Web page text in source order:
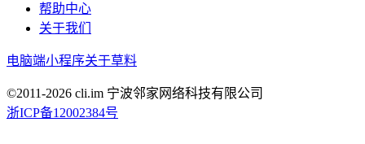
帮助中心
关于我们
电脑端小程序关于草料
©2011-2026 cli.im 宁波邻家网络科技有限公司
浙ICP备12002384号